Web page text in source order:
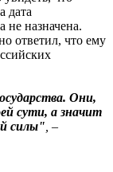
дата
не назначена.
ответил, что ему
Они,
сути, а значит
силы" –